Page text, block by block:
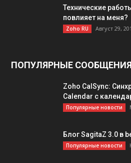
Технические
повлияет на меня?
Zoho RU Август 29,
ПОПУЛЯРНЫЕ СООБЩЕНИЯ
Zoho CalSync:
Calendar с
Популярные новости
Блог SagitaZ 3.0 в
Популярные новости